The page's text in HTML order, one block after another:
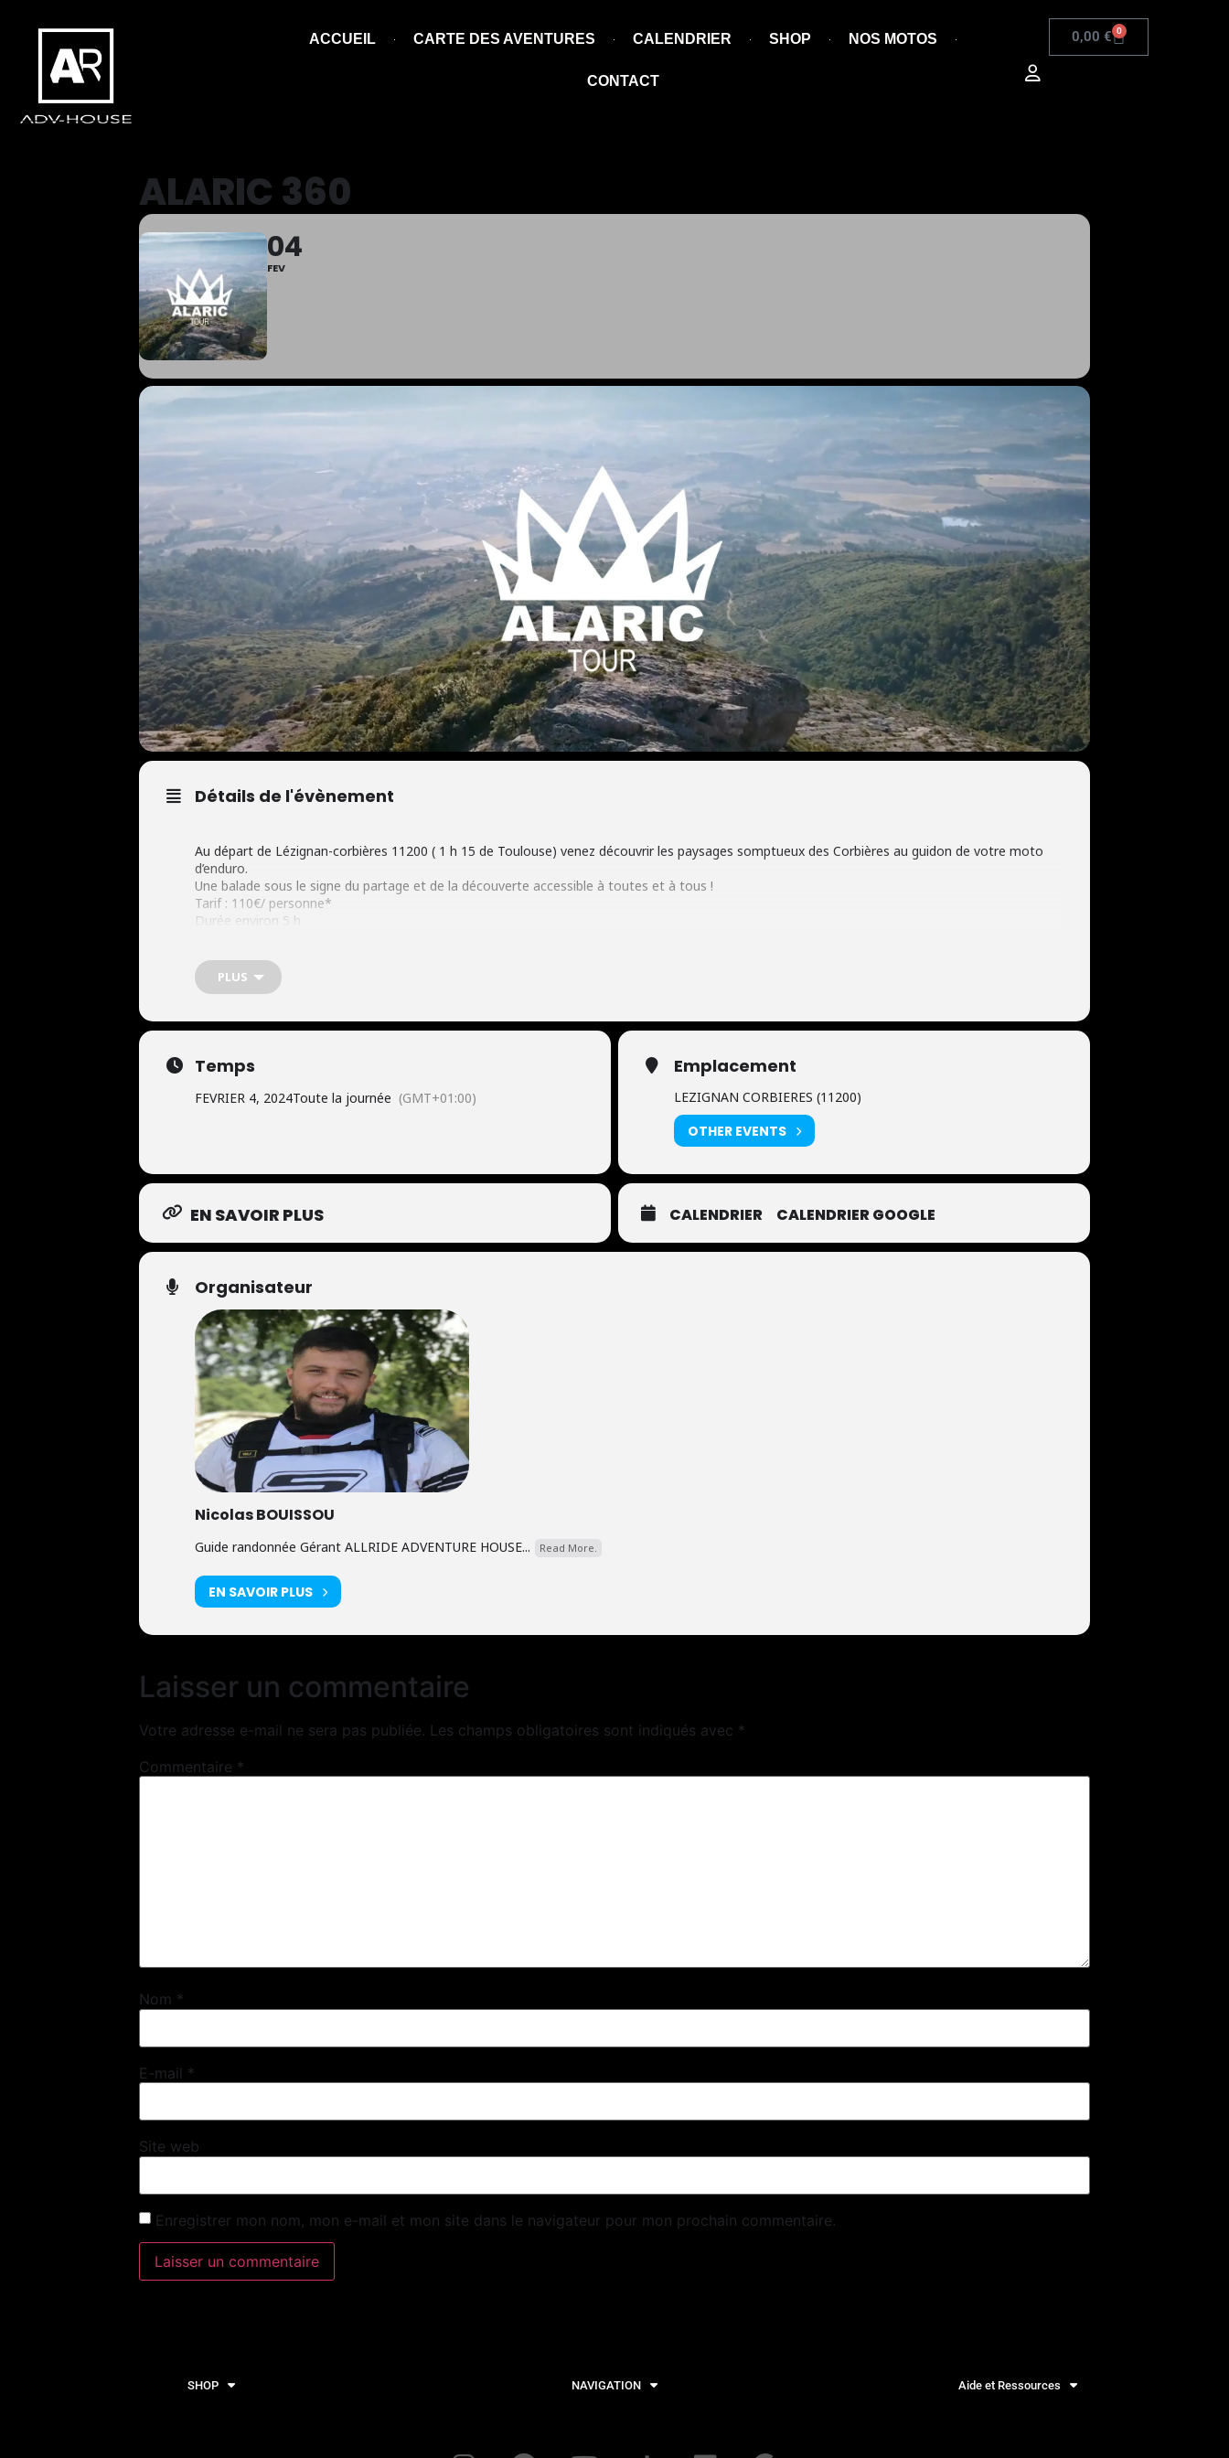
ACCUEIL CARTE DES AVENTURES CALENDRIER SHOP NOS MOTOS
CONTACT
0,00 € 0
ALARIC 360
04
FEV
Détails de l'évènement
Au départ de Lézignan-corbières 11200 ( 1 h 15 de Toulouse) venez découvrir les paysages somptueux des Corbières au guidon de votre moto
d’enduro.
Une balade sous le signe du partage et de la découverte accessible à toutes et à tous !
Tarif : 110€/ personne*
Durée environ 5 h
(Moto homologuée, assurance et permis adéquat obligatoire).
PLUS
Temps
FEVRIER 4, 2024Toute la journée (GMT+01:00)
Emplacement
LEZIGNAN CORBIERES (11200)
OTHER EVENTS
EN SAVOIR PLUS CALENDRIER CALENDRIER GOOGLE
Organisateur
Nicolas BOUISSOU
Guide randonnée Gérant ALLRIDE ADVENTURE HOUSE... Read More.
EN SAVOIR PLUS
Laisser un commentaire
Votre adresse e-mail ne sera pas publiée. Les champs obligatoires sont indiqués avec *
Commentaire *
Nom *
E-mail *
Site web
Enregistrer mon nom, mon e-mail et mon site dans le navigateur pour mon prochain commentaire.
SHOP NAVIGATION Aide et Ressources